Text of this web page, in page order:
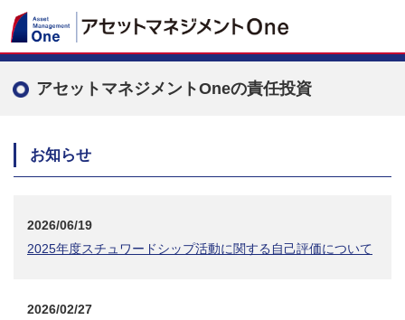
アセットマネジメントOneの責任投資
お知らせ
2026/06/19
2025年度スチュワードシップ活動に関する自己評価について
2026/02/27